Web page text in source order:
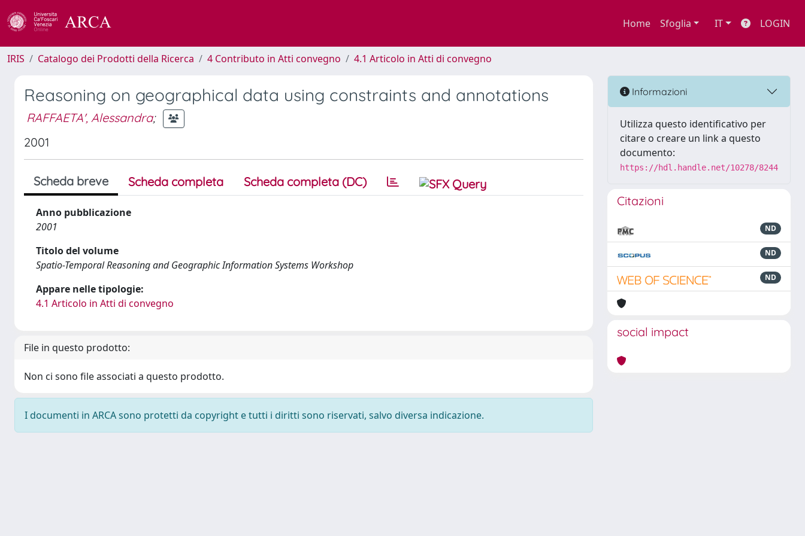
Home Sfoglia IT LOGIN
IRIS Catalogo dei Prodotti della Ricerca 4 Contributo in Atti convegno 4.1 Articolo in Atti di convegno
Reasoning on geographical data using constraints and annotations
RAFFAETA', Alessandra;
2001
Scheda breve Scheda completa Scheda completa (DC)
Anno pubblicazione
2001
Titolo del volume
Spatio-Temporal Reasoning and Geographic Information Systems Workshop
Appare nelle tipologie:
4.1 Articolo in Atti di convegno
File in questo prodotto:
Non ci sono file associati a questo prodotto.
I documenti in ARCA sono protetti da copyright e tutti i diritti sono riservati, salvo diversa indicazione.
Informazioni
Utilizza questo identificativo per
citare o creare un link a questo
documento:
https://hdl.handle.net/10278/8244
Citazioni
ND
ND
ND
social impact